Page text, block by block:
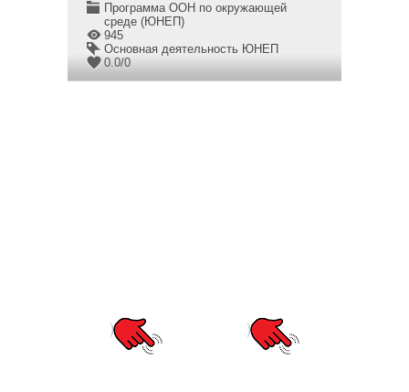
Программа ООН по окружающей
среде (ЮНЕП)
945
Основная деятельность ЮНЕП
0.0/0